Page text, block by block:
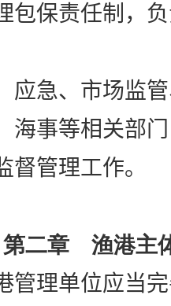
包保责任制，
应急、市场监
海事等相关部
督管理工作。
第二章 渔港主
理单位应当完